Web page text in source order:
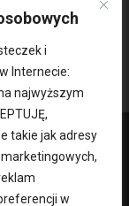
i
Internecie:
najwyższym
takie jak adresy
w
849